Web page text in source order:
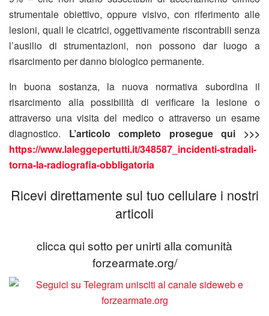
strumentale obiettivo, oppure visivo, con riferimento alle
lesioni, quali le cicatrici, oggettivamente riscontrabili senza
l’ausilio di strumentazioni, non possono dar luogo a
risarcimento per danno biologico permanente.
In buona sostanza, la nuova normativa subordina il
risarcimento alla possibilità di verificare la lesione o
attraverso una visita del medico o attraverso un esame
diagnostico. L’articolo completo prosegue qui >>>
https://www.laleggepertutti.it/348587_incidenti-stradali-
torna-la-radiografia-obbligatoria
Ricevi direttamente sul tuo cellulare i nostri
articoli
clicca qui sotto per unirti alla comunità
forzearmate.org/